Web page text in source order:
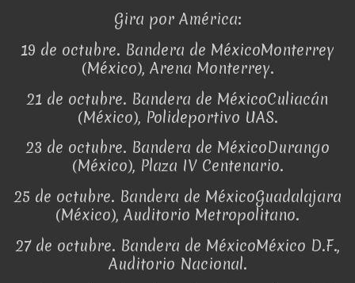
Gira por América:
19 de octubre. Bandera de MéxicoMonterrey
(México), Arena Monterrey.
21 de octubre. Bandera de MéxicoCuliacán
(México), Polideportivo UAS.
23 de octubre. Bandera de MéxicoDurango
(México), Plaza IV Centenario.
25 de octubre. Bandera de MéxicoGuadalajara
(México), Auditorio Metropolitano.
27 de octubre. Bandera de MéxicoMéxico D.F.,
Auditorio Nacional.